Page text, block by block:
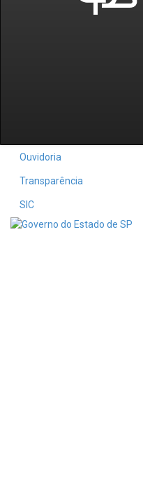
Ouvidoria
Transparência
SIC